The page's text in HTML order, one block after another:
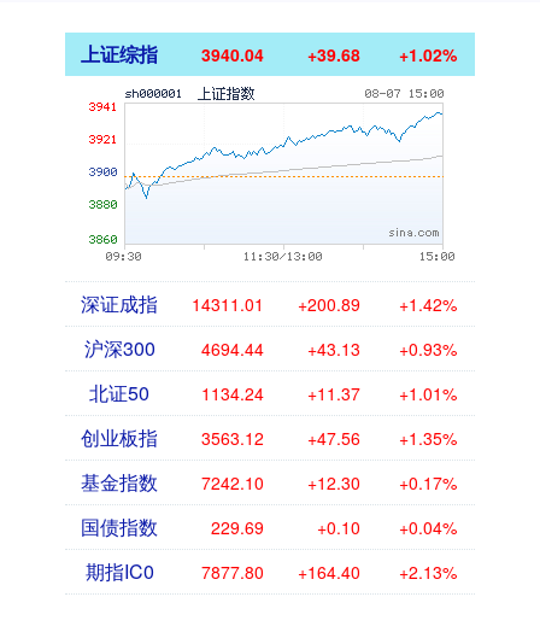
上证综指 3940.04 +39.68 +1.02%
深证成指 14311.01 +200.89 +1.42%
沪深300 4694.44 +43.13 +0.93%
北证50 1134.24 +11.37 +1.01%
创业板指 3563.12 +47.56 +1.35%
基金指数 7242.10 +12.30 +0.17%
国债指数 229.69 +0.10 +0.04%
期指IC0 7877.80 +164.40 +2.13%